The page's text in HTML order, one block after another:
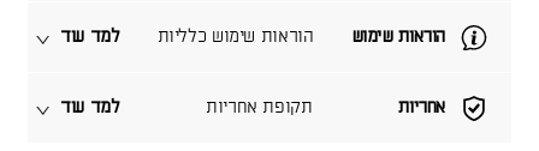
אחריות תקופת אחריות למד עוד
הוראות שימוש הוראות שימוש כלליות למד עוד